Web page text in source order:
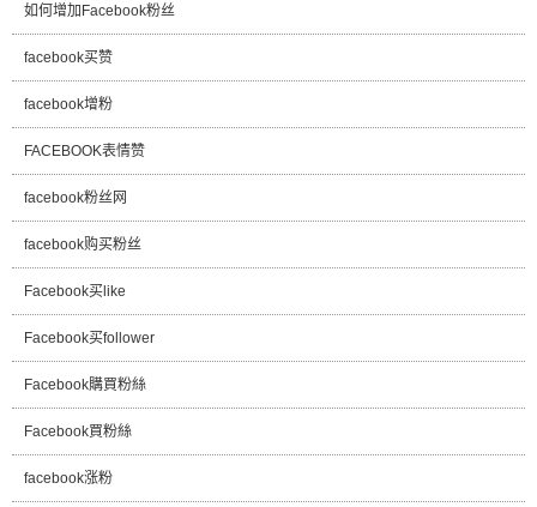
如何增加Facebook粉丝
facebook买赞
facebook增粉
FACEBOOK表情赞
facebook粉丝网
facebook购买粉丝
Facebook买like
Facebook买follower
Facebook購買粉絲
Facebook買粉絲
facebook涨粉